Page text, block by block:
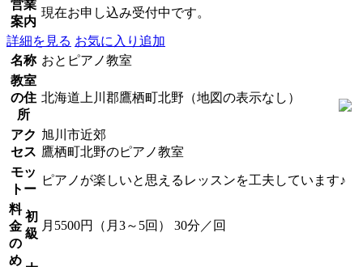
営業
案内
現在お申し込み受付中です。
詳細を見る お気に入り追加
名称 おとピアノ教室
教室
の住
所
北海道上川郡鷹栖町北野（地図の表示なし）
アク
セス
旭川市近郊
鷹栖町北野のピアノ教室
モッ
トー
ピアノが楽しいと思えるレッスンを工夫しています♪
料
金
の
め
初
級
月5500円（月3～5回） 30分／回